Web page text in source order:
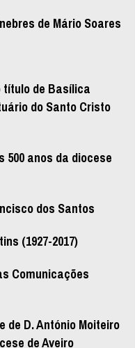
de Mário Soares
título de Basílica
do Santo Cristo
500 anos da diocese
dos Santos
(1927-2017)
Comunicações
de D. António Moiteiro
de Aveiro